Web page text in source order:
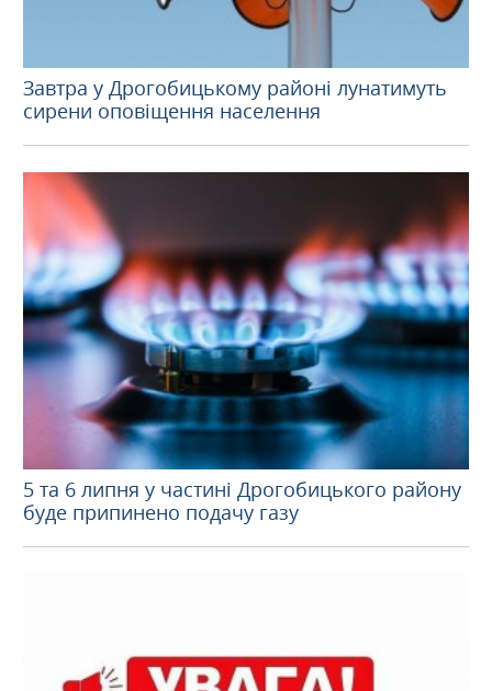
Завтра у Дрогобицькому районі лунатимуть
сирени оповіщення населення
5 та 6 липня у частині Дрогобицького району
буде припинено подачу газу